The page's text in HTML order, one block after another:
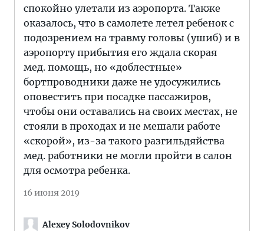
спокойно улетали из аэропорта. Также
оказалось, что в самолете летел ребенок с
подозрением на травму головы (ушиб) и в
аэропорту прибытия его ждала скорая
мед. помощь, но «доблестные»
бортпроводники даже не удосужились
оповестить при посадке пассажиров,
чтобы они оставались на своих местах, не
стояли в проходах и не мешали работе
«скорой», из-за такого разгильдяйства
мед. работники не могли пройти в салон
для осмотра ребенка.
16 июня 2019
Alexey Solodovnikov